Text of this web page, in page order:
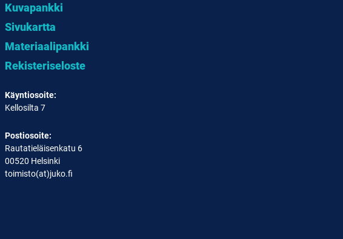
Kuvapankki
Sivukartta
Materiaalipankki
Rekisteriseloste
Käyntiosoite:
Kellosilta 7
Postiosoite:
Rautatieläisenkatu 6
00520 Helsinki
toimisto(at)juko.fi